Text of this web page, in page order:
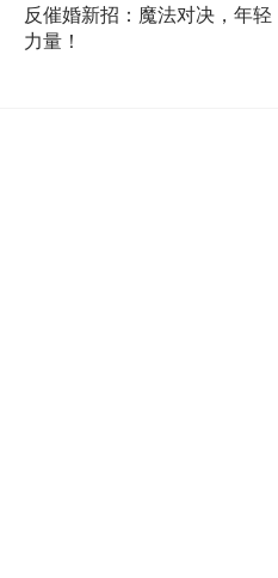
反催婚新招：魔法对决，年轻
力量！